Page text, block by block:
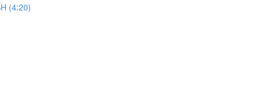
(4:20)